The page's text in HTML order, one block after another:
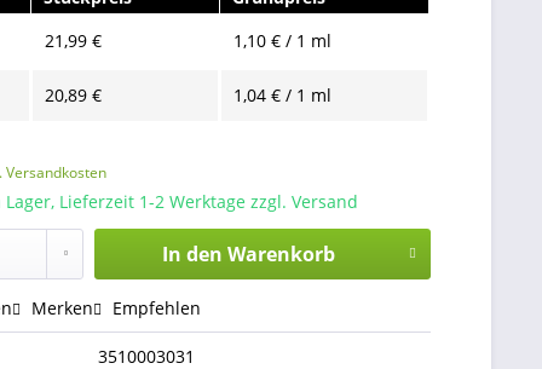
21,99 € 1,10 € / 1 ml
20,89 € 1,04 € / 1 ml
Versandkosten
Lieferzeit 1-2 Werktage zzgl. Versand
In den Warenkorb
Merken Empfehlen
3510003031